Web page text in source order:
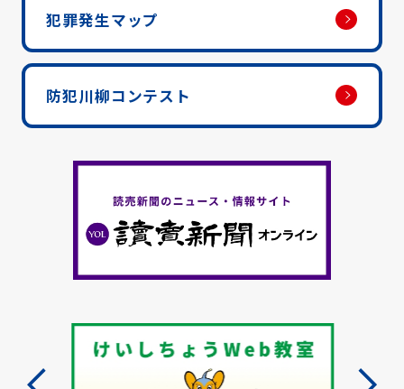
犯罪発生マップ
防犯川柳コンテスト